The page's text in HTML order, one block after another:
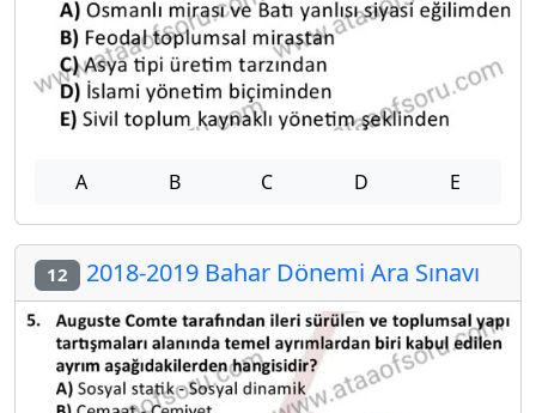
A B C D E
12 2018-2019 Bahar Dönemi Ara Sınavı